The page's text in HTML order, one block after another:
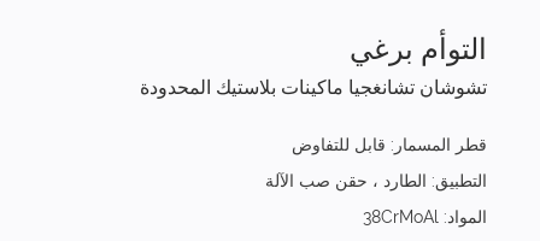
التوأم برغي
تشوشان تشانغجيا ماكينات بلاستيك المحدودة
قطر المسمار: قابل للتفاوض
التطبيق: الطارد ، حقن صب الآلة
المواد: 38CrMoAl